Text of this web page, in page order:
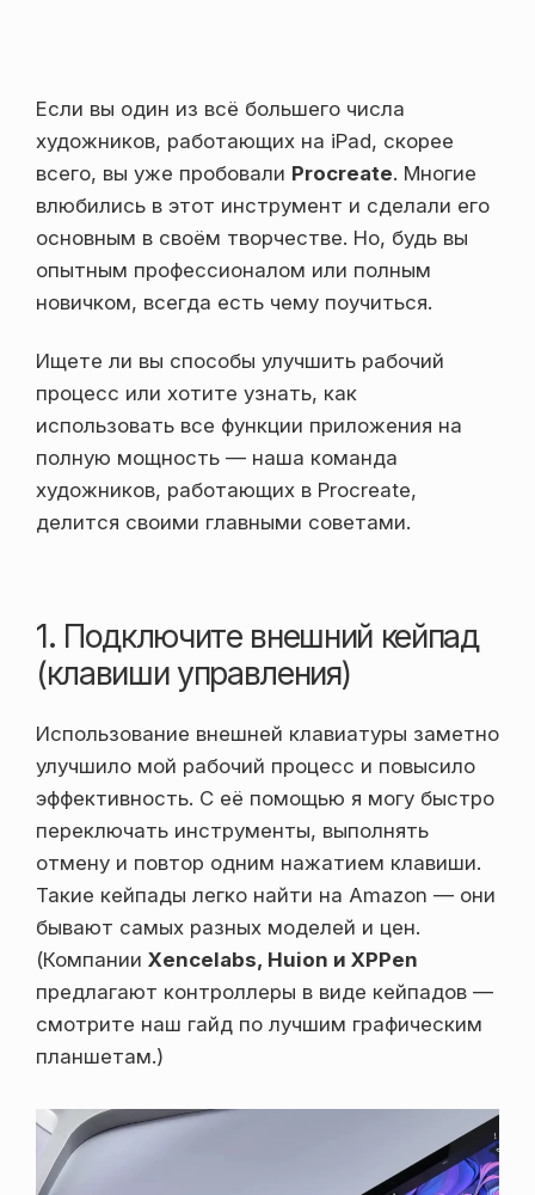
Если вы один из всё большего числа
художников, работающих на iPad, скорее
всего, вы уже пробовали Procreate. Многие
влюбились в этот инструмент и сделали его
основным в своём творчестве. Но, будь вы
опытным профессионалом или полным
новичком, всегда есть чему поучиться.
Ищете ли вы способы улучшить рабочий
процесс или хотите узнать, как
использовать все функции приложения на
полную мощность — наша команда
художников, работающих в Procreate,
делится своими главными советами.
1. Подключите внешний кейпад
(клавиши управления)
Использование внешней клавиатуры заметно
улучшило мой рабочий процесс и повысило
эффективность. С её помощью я могу быстро
переключать инструменты, выполнять
отмену и повтор одним нажатием клавиши.
Такие кейпады легко найти на Amazon — они
бывают самых разных моделей и цен.
(Компании Xencelabs, Huion и XPPen
предлагают контроллеры в виде кейпадов —
смотрите наш гайд по лучшим графическим
планшетам.)